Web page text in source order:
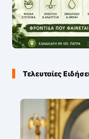
Τελευταίες